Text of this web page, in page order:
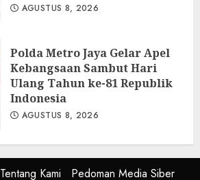
AGUSTUS 8, 2026
Polda Metro Jaya Gelar Apel
Kebangsaan Sambut Hari
Ulang Tahun ke-81 Republik
Indonesia
AGUSTUS 8, 2026
Tentang Kami Pedoman Media Siber